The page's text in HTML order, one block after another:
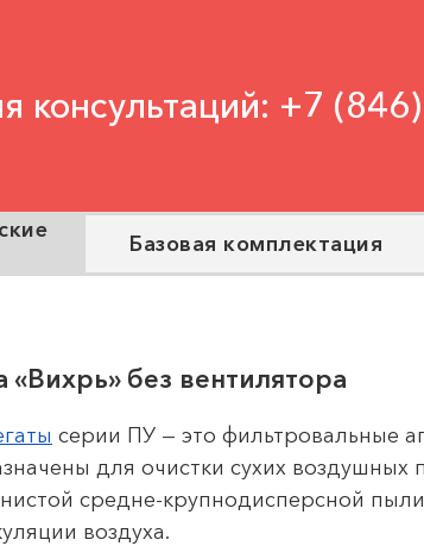
консультаций: +7
Базовая комплектация
«Вихрь» без вентилятора
серии ПУ — это фильтровальные
для очистки сухих воздушных
средне-крупнодисперсной
воздуха.